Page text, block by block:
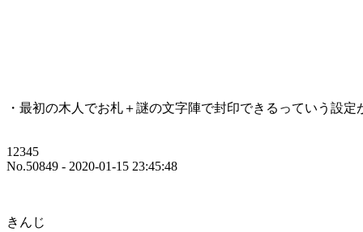
・最初の木人でお札＋謎の文字陣で封印できるっていう設定
12345
No.50849 - 2020-01-15 23:45:48
きんじ